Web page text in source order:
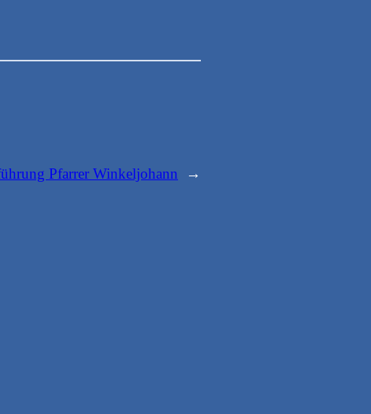
Pfarrer Winkeljohann →